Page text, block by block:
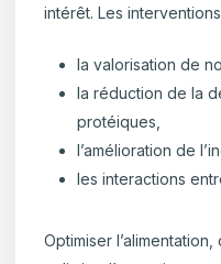
intérêt. Les
la valorisation de
la réduction de la
protéiques,
l’amélioration de
les interactions
Optimiser